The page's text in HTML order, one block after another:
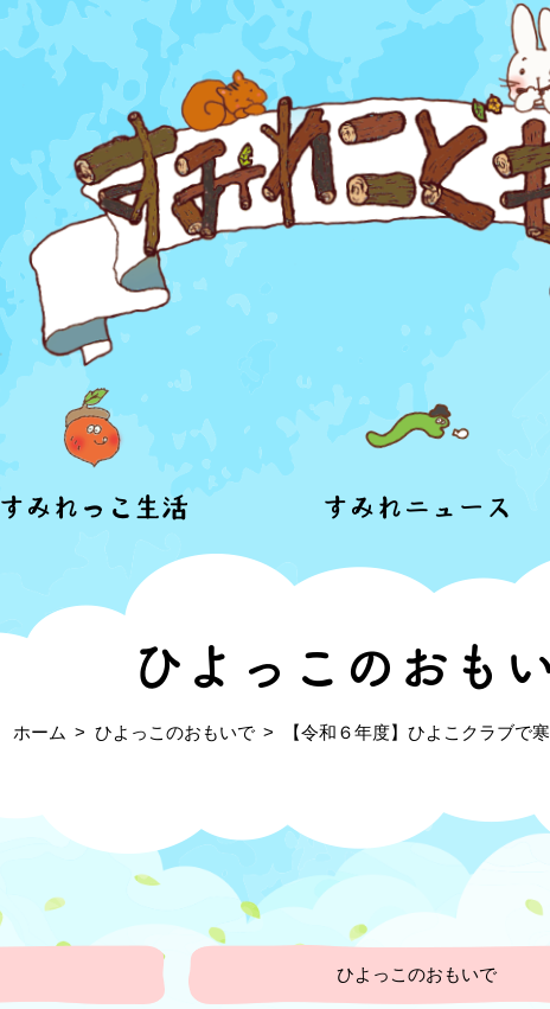
すみれっこ生活 すみれニュース
ひよっこのおも
ホーム ひよっこのおもいで 【令和６年度】ひよこクラブで
ひよっこのおもいで